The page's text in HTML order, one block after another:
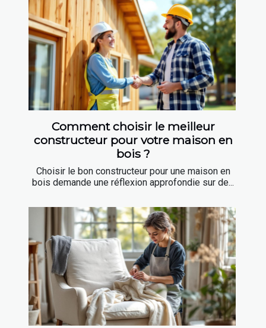
Comment choisir le meilleur
constructeur pour votre maison en
bois ?
Choisir le bon constructeur pour une maison en
bois demande une réflexion approfondie sur de...